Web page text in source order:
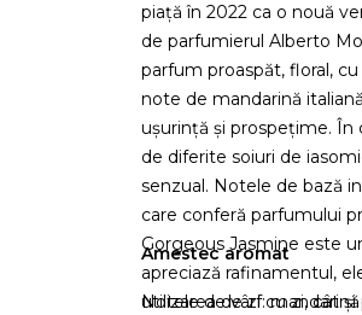
piață în 2022 ca o nouă
de parfumierul Alberto
parfum proaspăt, floral,
note de mandarină
ușurință și prospețime.
de diferite soiuri de
senzual. Notele de bază
care conferă parfumului
Gorgeous Jasmine este
apreciază rafinamentul,
utilizarea de zi cu zi, cât
Amestec aromat
Notele de vârf: